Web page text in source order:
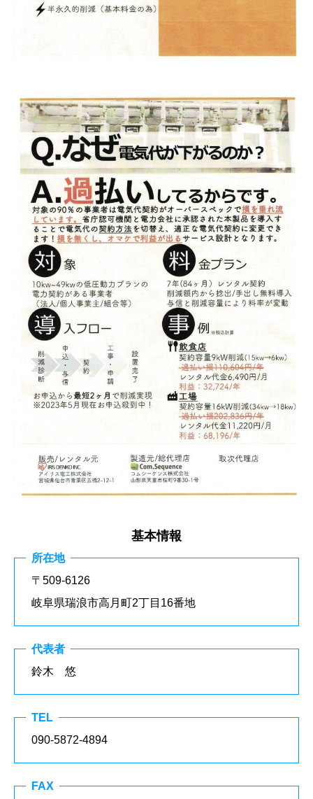
基本情報
所在地
〒509-6126
岐阜県瑞浪市高月町2丁目16番地
代表者
鈴木 悠
TEL
090-5872-4894
FAX